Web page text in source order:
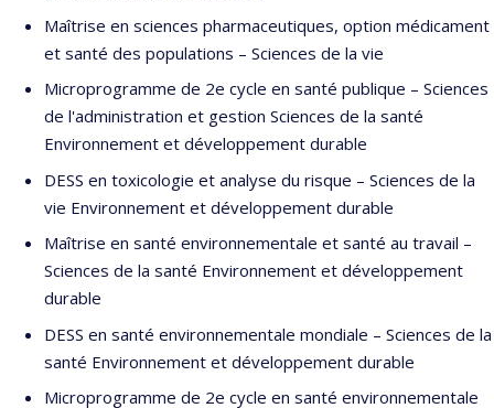
Maîtrise en sciences pharmaceutiques, option médicament
et santé des populations – Sciences de la vie
Microprogramme de 2e cycle en santé publique – Sciences
de l'administration et gestion Sciences de la santé
Environnement et développement durable
DESS en toxicologie et analyse du risque – Sciences de la
vie Environnement et développement durable
Maîtrise en santé environnementale et santé au travail –
Sciences de la santé Environnement et développement
durable
DESS en santé environnementale mondiale – Sciences de la
santé Environnement et développement durable
Microprogramme de 2e cycle en santé environnementale